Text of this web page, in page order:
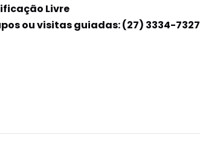
Livre
ou visitas guiadas: (27) 3334-7327